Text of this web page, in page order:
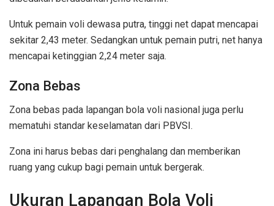
Untuk pemain voli dewasa putra, tinggi net dapat mencapai
sekitar 2,43 meter. Sedangkan untuk pemain putri, net hanya
mencapai ketinggian 2,24 meter saja.
Zona Bebas
Zona bebas pada lapangan bola voli nasional juga perlu
mematuhi standar keselamatan dari PBVSI.
Zona ini harus bebas dari penghalang dan memberikan
ruang yang cukup bagi pemain untuk bergerak.
Ukuran Lapangan Bola Voli